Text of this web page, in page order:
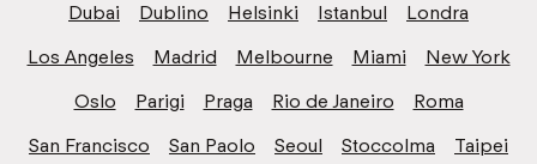
Dubai
Dublino Helsinki Istanbul
Londra
Los Angeles
Madrid Melbourne Miami
New York
Oslo
Parigi Praga Rio de Janeiro
Roma
San Francisco
San Paolo Seoul Stoccolma
Taipei